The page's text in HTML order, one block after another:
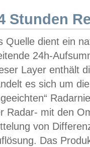
Stunden
Quelle dient ein
24h-
Layer enthält
es sich um
Radar- mit den
von
Das